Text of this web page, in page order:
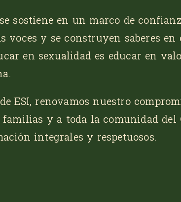
sostiene en un marco de
voces y se construyen saberes en
en sexualidad es educar en
ESI, renovamos nuestro
familias y a toda la comunidad del
integrales y respetuosos.